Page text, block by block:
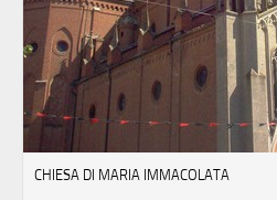
CHIESA DI MARIA IMMACOLATA